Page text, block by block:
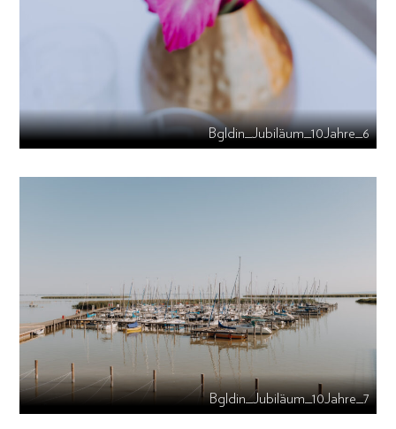
Bgldin_Jubiläum_10Jahre_6
Bgldin_Jubiläum_10Jahre_7